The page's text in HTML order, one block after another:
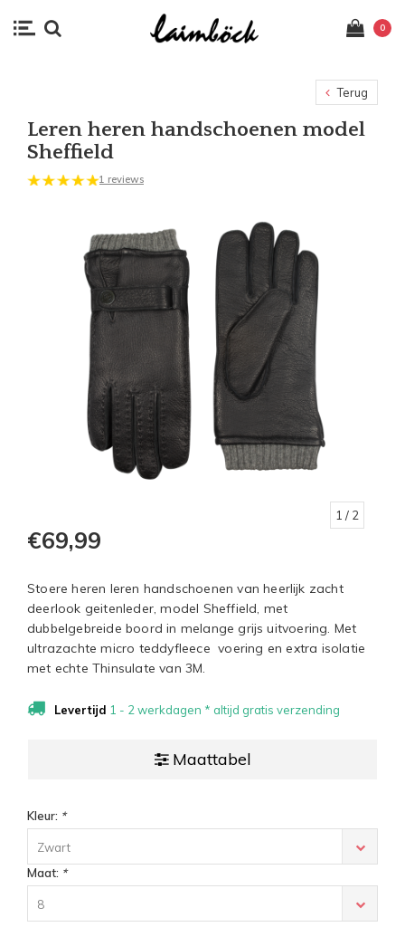
0
Terug
Leren heren handschoenen model
Sheffield
1 reviews
1 / 2
€69,99
Stoere heren leren handschoenen van heerlijk zacht
deerlook geitenleder, model Sheffield, met
dubbelgebreide boord in melange grijs uitvoering. Met
ultrazachte micro teddyfleece voering en extra isolatie
met echte Thinsulate van 3M.
Levertijd 1 - 2 werkdagen * altijd gratis verzending
Maattabel
Kleur: *
Zwart
Maat: *
8